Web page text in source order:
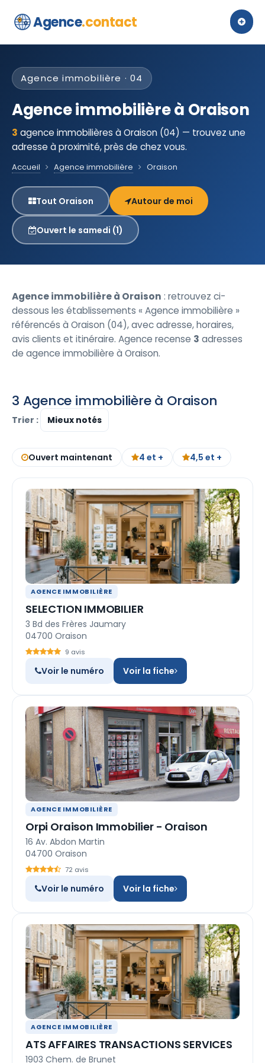
Agence.contact
Agence immobilière · 04
Agence immobilière à Oraison
3 agence immobilières à Oraison (04) — trouvez une
adresse à proximité, près de chez vous.
Accueil Agence immobilière Oraison
Tout Oraison Autour de moi
Ouvert le samedi (1)
Agence immobilière à Oraison : retrouvez ci-
dessous les établissements « Agence immobilière »
référencés à Oraison (04), avec adresse, horaires,
avis clients et itinéraire. Agence recense 3 adresses
de agence immobilière à Oraison.
3 Agence immobilière à Oraison
Trier :
Ouvert maintenant 4 et + 4,5 et +
AGENCE IMMOBILIÈRE
SELECTION IMMOBILIER
3 Bd des Frères Jaumary
04700 Oraison
9 avis
Voir le numéro Voir la fiche
AGENCE IMMOBILIÈRE
Orpi Oraison Immobilier - Oraison
16 Av. Abdon Martin
04700 Oraison
72 avis
Voir le numéro Voir la fiche
AGENCE IMMOBILIÈRE
ATS AFFAIRES TRANSACTIONS SERVICES
1903 Chem. de Brunet